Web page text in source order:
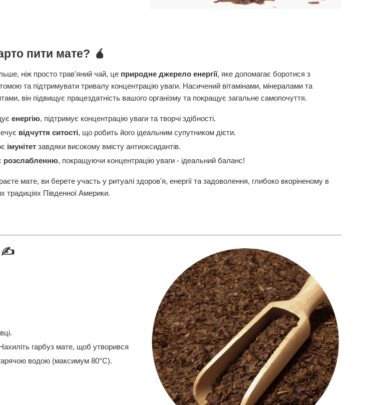
пити мате? 🧉
ніж просто трав'яний чай, це природне джерело енергії, яке допомагає боротися з
та підтримувати тривалу концентрацію уваги. Насичений вітамінами, мінералами та
він підвищує працездатність вашого організму та покращує загальне самопочуття.
енергію, підтримує концентрацію уваги та творчі здібності.
відчуття ситості, що робить його ідеальним супутником дієти.
імунітет завдяки високому вмісту антиоксидантів.
розслабленню, покращуючи концентрацію уваги - ідеальний баланс!
мате, ви берете участь у ритуалі здоров'я, енергії та задоволення, глибоко вкоріненому в
традиціях Південної Америки.
✍️
гарбуз мате, щоб утворився
водою (максимум 80°C).